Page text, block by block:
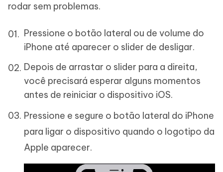
rodar sem problemas.
Pressione o botão lateral ou de volume do
iPhone até aparecer o slider de desligar.
Depois de arrastar o slider para a direita,
você precisará esperar alguns momentos
antes de reiniciar o dispositivo iOS.
Pressione e segure o botão lateral do iPhone
para ligar o dispositivo quando o logotipo da
Apple aparecer.